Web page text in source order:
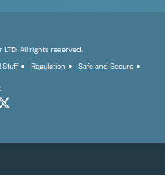
All rights reserved.
Stuff Regulation
Safe and Secure